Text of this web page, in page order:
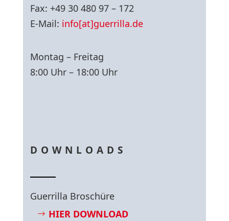
Fax: +49 30 480 97 – 172
E-Mail: info[at]guerrilla.de
Montag – Freitag
8:00 Uhr – 18:00 Uhr
DOWNLOADS
Guerrilla Broschüre
HIER DOWNLOAD